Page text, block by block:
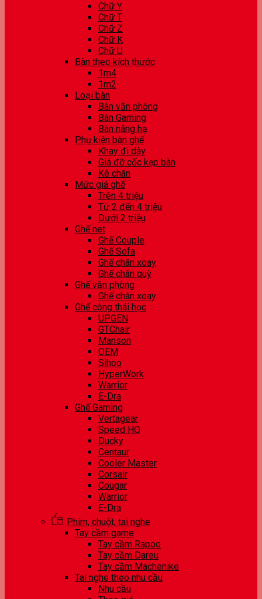
Chữ Y
Chữ T
Chữ Z
Chữ K
Chữ U
Bàn theo kích thước
1m4
1m2
Loại bàn
Bàn văn phòng
Bàn Gaming
Bàn nâng hạ
Phụ kiện bàn ghế
Khay đi dây
Giá đỡ cốc kẹp bàn
Kê chân
Mức giá ghế
Trên 4 triệu
Từ 2 đến 4 triệu
Dưới 2 triệu
Ghế net
Ghế Couple
Ghế Sofa
Ghế chân xoay
Ghế chân quỳ
Ghế văn phòng
Ghế chân xoay
Ghế công thái học
UPGEN
GTChair
Manson
OEM
Sihoo
HyperWork
Warrior
E-Dra
Ghế Gaming
Vertagear
Speed HQ
Ducky
Centaur
Cooler Master
Corsair
Cougar
Warrior
E-Dra
Phím, chuột, tai nghe
Tay cầm game
Tay cầm Rapoo
Tay cầm Dareu
Tay cầm Machenike
Tai nghe theo nhu cầu
Nhu cầu